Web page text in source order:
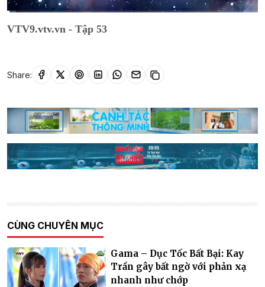
VTV9.vtv.vn - Tập 53
Share:
CÙNG CHUYÊN MỤC
Gama – Dục Tốc Bất Bại: Kay
Trần gây bất ngờ với phản xạ
nhanh như chớp